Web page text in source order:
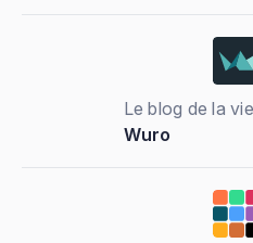
Le blog de la
Wuro